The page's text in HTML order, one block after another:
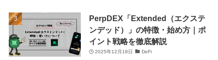
PerpDEX「Extended（エクステ
ンデッド）」の特徴・始め方｜ポ
イント戦略を徹底解説
2025年12月18日 DeFi